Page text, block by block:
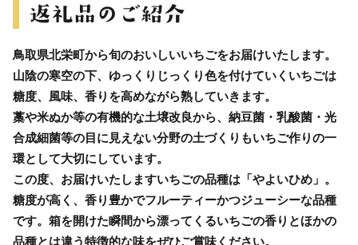
鳥取県北栄町から旬のおいしいいちごをお届けいたします。
山陰の寒空の下、ゆっくりじっくり色を付けていくいちごは
糖度、風味、香りを高めながら熟していきます。
藁や米ぬか等の有機的な土壌改良から、納豆菌・乳酸菌・光
合成細菌等の目に見えない分野の土づくりもいちご作りの一
環として大切にしています。
この度、お届けいたしますいちごの品種は「やよいひめ」。
糖度が高く、香り豊かでフルーティーかつジューシーな品種
です。箱を開けた瞬間から漂ってくるいちごの香りとほかの
品種とは違う特徴的な味をぜひご賞味ください。